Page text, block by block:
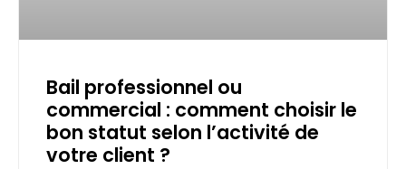
Bail professionnel ou
commercial : comment choisir le
bon statut selon l’activité de
votre client ?